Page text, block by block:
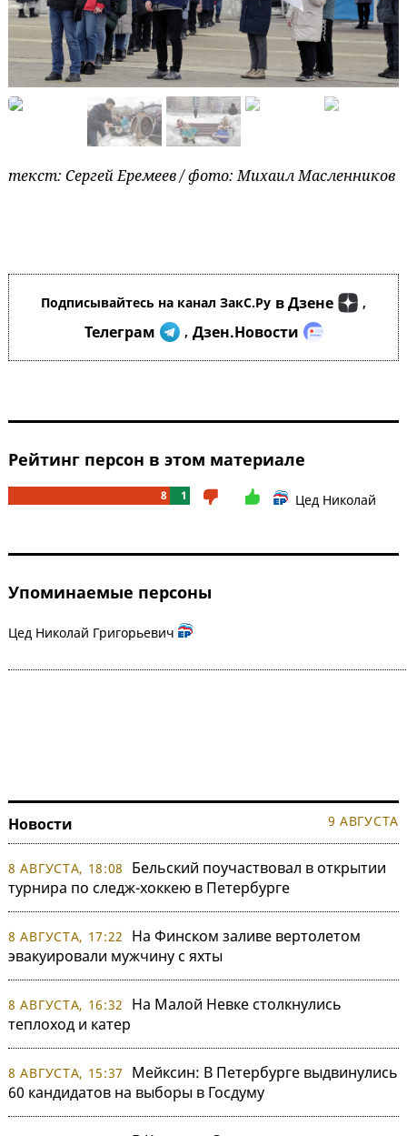
текст: Сергей Еремеев / фото: Михаил Масленников
Подписывайтесь на канал ЗакС.Ру в Дзене ,
Телеграм , Дзен.Новости
Рейтинг персон в этом материале
8 1 Цед Николай
Упоминаемые персоны
Цед Николай Григорьевич
Новости 9 АВГУСТА
8 АВГУСТА, 18:08
Бельский поучаствовал в открытии
турнира по следж-хоккею в Петербурге
8 АВГУСТА, 17:22
На Финском заливе вертолетом
эвакуировали мужчину с яхты
8 АВГУСТА, 16:32
На Малой Невке столкнулись
теплоход и катер
8 АВГУСТА, 15:37
Мейксин: В Петербурге выдвинулись
60 кандидатов на выборы в Госдуму